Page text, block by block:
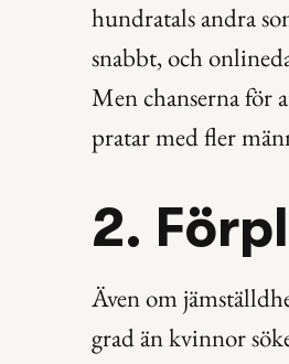
hundratals andra
snabbt, och
Men chanserna för
pratar med fler
2.
Även om
grad än kvinnor